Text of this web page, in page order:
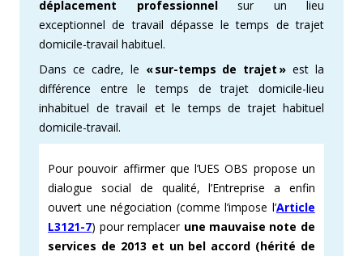
déplacement professionnelsur un lieu
exceptionnel de travail dépasse le temps de trajet
domicile-travail habituel.
Dans ce cadre, le « sur-temps de trajet »est la
différence entre le temps de trajet domicile-lieu
inhabituel de travail et le temps de trajet habituel
domicile-travail.
Pour pouvoir affirmer que l’UES OBS propose un
dialogue social de qualité, l’Entreprise a enfin
ouvert une négociation (comme l’impose l’Article
L3121-7) pour remplacer une mauvaise note de
services de 2013 et un bel accord (hérité de